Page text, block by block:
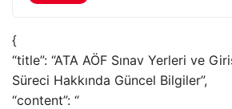
{
“title”: “ATA AÖF Sınav Yerleri ve
Süreci Hakkında Güncel Bilgiler”,
“content”: “